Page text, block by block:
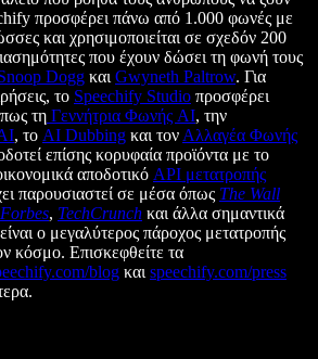
προσφέρει πάνω από 1.000 φωνές με
και χρησιμοποιείται σε σχεδόν 200
που έχουν δώσει τη φωνή τους
Dogg και Gwyneth Paltrow. Για
το Speechify Studio προσφέρει
τη Γεννήτρια Φωνής AI, την
, το AI Dubbing και τον Αλλαγέα Φωνής
επίσης κορυφαία προϊόντα με το
αποδοτικό API μετατροπής
παρουσιαστεί σε μέσα όπως The Wall
Forbes, TechCrunch και άλλα σημαντικά
ο μεγαλύτερος πάροχος μετατροπής
κόσμο. Επισκεφθείτε τα
blog και speechify.com/press